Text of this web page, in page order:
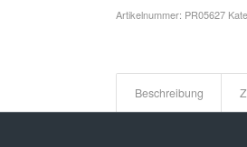
Artikelnummer: PR05627
Beschreibung